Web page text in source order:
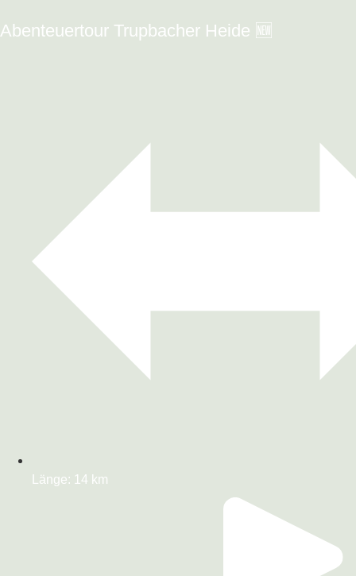
Abenteuertour Trupbacher Heide 🆕
Länge: 14 km